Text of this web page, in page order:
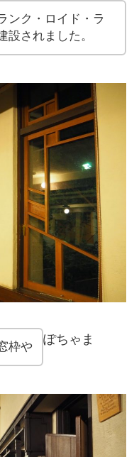
ンク・ロイド・ラ
設されました。
ぽちゃま
枠や